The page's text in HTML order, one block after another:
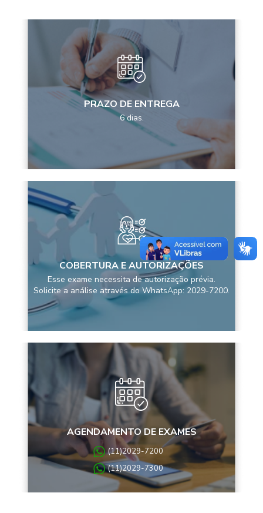
PRAZO DE ENTREGA
6 dias.
COBERTURA E AUTORIZAÇÕES
Esse exame necessita de autorização prévia.
Solicite a análise através do WhatsApp: 2029-7200.
AGENDAMENTO DE EXAMES
(11)2029-7200
(11)2029-7300